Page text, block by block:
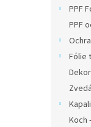
PPF
PPF
Fólie
Koch